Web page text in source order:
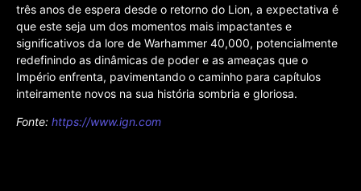
três anos de espera desde o retorno do Lion, a expectativa é
que este seja um dos momentos mais impactantes e
significativos da lore de Warhammer 40,000, potencialmente
redefinindo as dinâmicas de poder e as ameaças que o
Império enfrenta, pavimentando o caminho para capítulos
inteiramente novos na sua história sombria e gloriosa.
Fonte: https://www.ign.com